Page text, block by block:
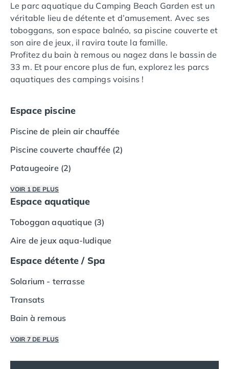
Camping Nîmes
Camping Hérault
Camping Agde
Camping Béziers
Camping La Grande Motte
Camping Marseillan-Plage
Camping Montpellier
Camping Sète
Camping Valras-Plage
Camping Vias-Plage
Camping Argelès-sur-Mer
Camping Canet-en-Roussillon
Camping Le Barcarès
Camping Perpignan
Camping Limousin
Camping Corrèze
Camping Vosges
Camping Midi-Pyrénées
Camping Millau
Camping Nant
Camping Gers
Camping Lot-et-Garonne
Le parc aquatique du Camping Beach Garden est un
véritable lieu de détente et d’amusement. Avec ses
toboggans, son espace balnéo, sa piscine couverte et
son aire de jeux, il ravira toute la famille.
Profitez du bain à remous ou nagez dans le bassin de
33 m. Et pour encore plus de fun, explorez les parcs
aquatiques des campings voisins !
Espace piscine
Piscine de plein air chauffée
Piscine couverte chauffée (2)
Pataugeoire (2)
VOIR 1 DE PLUS
Espace aquatique
Toboggan aquatique (3)
Aire de jeux aqua-ludique
Espace détente / Spa
Solarium - terrasse
Transats
Bain à remous
VOIR 7 DE PLUS